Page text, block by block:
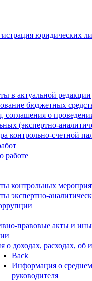
юридических
в актуальной редакции
бюджетных
соглашения о
(экспертно-
контрольно-счетной
работе
контрольных
экспертно-
правовые акты и
о доходах, расходах, об
Back
Информация о
руководителя